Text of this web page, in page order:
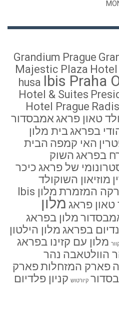
Grandium Prague
Majestic Plaza
husa Ibis Praha
Hotel & Suites
Hotel Prague
טאון פראג אמבסדור
בפראג בית מלון
האי קמפה הבית
בפראג השוק
של פראג כיכר
מוזיאון השוקולד
המזמרת
מלון Ibis
טאון פראג מלון
מלון בפראג
בפראג מלון הילטון
מלון עם קזינו בפראג
הוולטאבה נהר
פארק המזחלותפארק
קיורטוש קניון פלדיום